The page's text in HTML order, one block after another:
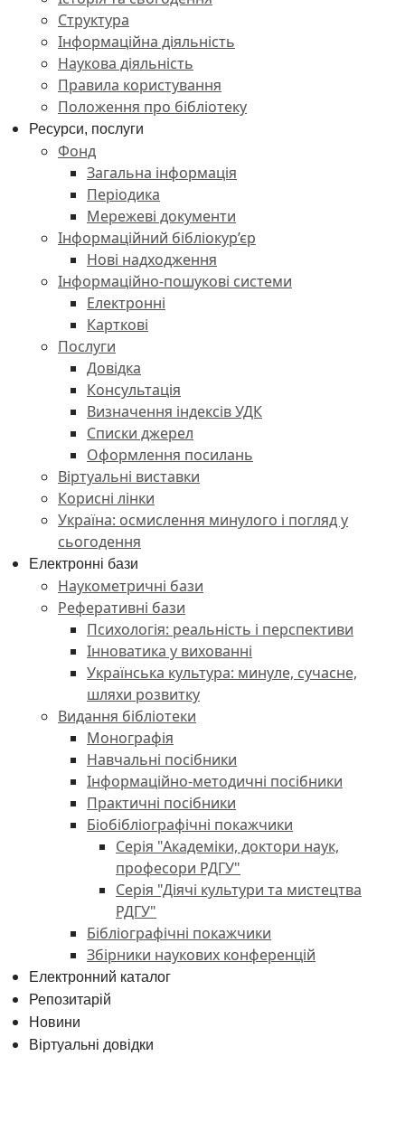
Структура
Інформаційна діяльність
Наукова діяльність
Правила користування
Положення про бібліотеку
Ресурси, послуги
Фонд
Загальна інформація
Періодика
Мережеві документи
Інформаційний бібліокур’єр
Нові надходження
Інформаційно-пошукові системи
Електронні
Карткові
Послуги
Довідка
Консультація
Визначення індексів УДК
Списки джерел
Оформлення посилань
Віртуальні виставки
Корисні лінки
Україна: осмислення минулого і погляд у
сьогодення
Електронні бази
Наукометричні бази
Реферативні бази
Психологія: реальність і перспективи
Інноватика у вихованні
Українська культура: минуле, сучасне,
шляхи розвитку
Видання бібліотеки
Монографія
Навчальні посібники
Інформаційно-методичні посібники
Практичні посібники
Біобібліографічні покажчики
Серія "Академіки, доктори наук,
професори РДГУ"
Серія "Діячі культури та мистецтва
РДГУ"
Бібліографічні покажчики
Збірники наукових конференцій
Електронний каталог
Репозитарій
Новини
Віртуальні довідки